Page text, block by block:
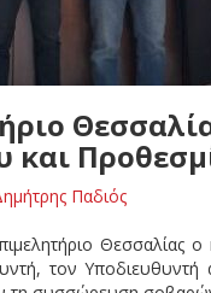
και
Παδιός
Θεσσαλίας
τον